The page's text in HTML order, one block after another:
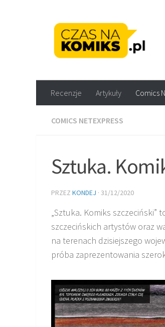
Recenzje Artykuły Comics
COMICS NETEXPRESS
Sztuka.
PRZEZ KONDEJ · 31/12/2020
„Sztuka. Komiks
szczecińskich artystów oraz
na terenach dzisiejszego
próba zaprezentowania